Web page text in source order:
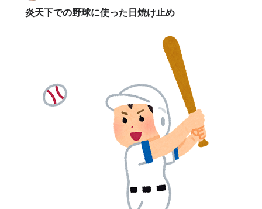
弱い 白浮き しにく…
炎天下での野球に使った日焼け止め